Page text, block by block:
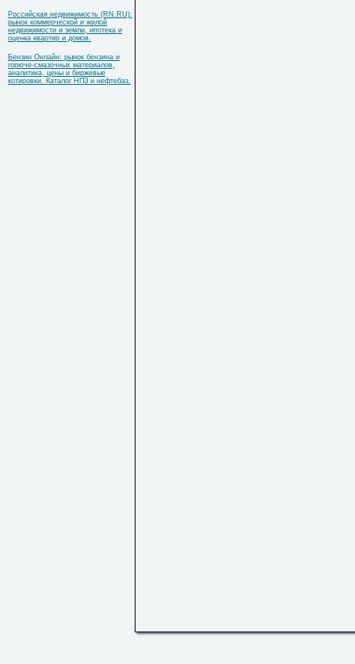
Российская недвижимость (RN.RU):
рынок коммерческой и жилой
недвижимости и земли, ипотека и
оценка квартир и домов.
Бензин Онлайн: рынок бензина и
горюче-смазочных материалов,
аналитика, цены и биржевые
котировки. Каталог НПЗ и нефтебаз.